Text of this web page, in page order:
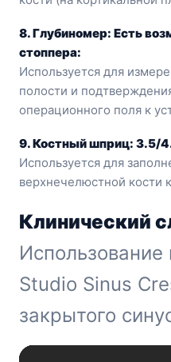
8. Глубиномер: Есть
стоппера:
Используется для
полости и
операционного поля к
9. Костный шприц: 3.5/
Используется для
верхнечелюстной кости
Клинический
Studio Sinus
закрытого